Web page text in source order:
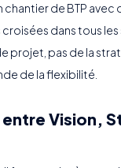
chantier de BTP avec
dans tous les
projet, pas de la
de la flexibilité.
Vision,